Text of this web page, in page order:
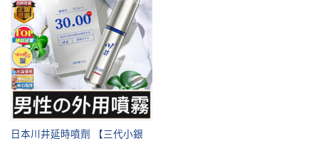
日本川井延時噴劑 【三代小銀